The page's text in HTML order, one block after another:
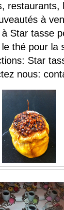
restaurants,
à
Star tasse
thé pour la
Star
nous: